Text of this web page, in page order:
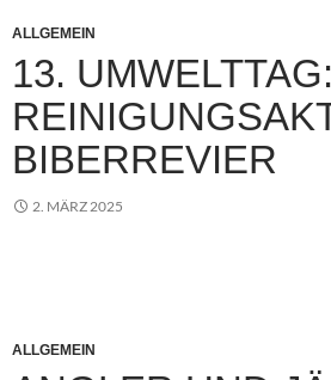
ALLGEMEIN
13. UMWELTTAG:
IBERREVIER
2. MÄRZ 2025
ALLGEMEIN